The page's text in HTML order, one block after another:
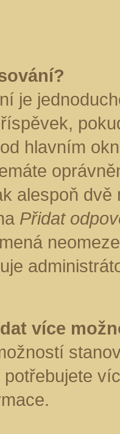
je
hlavním
alespoň
Přidat
více